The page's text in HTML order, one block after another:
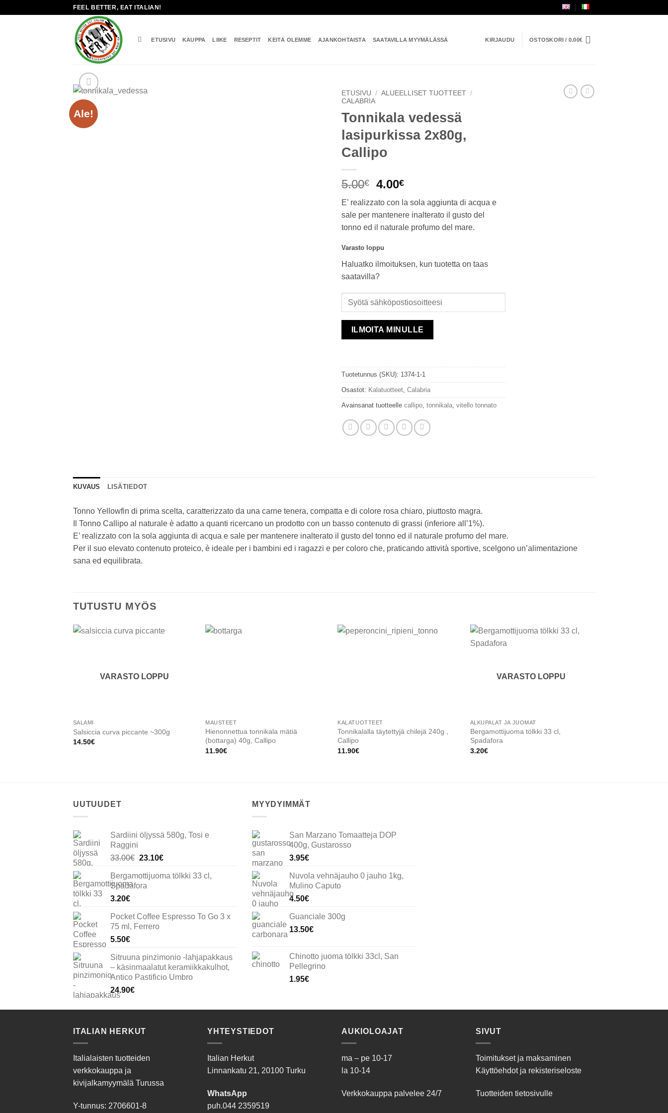
FEEL BETTER, EAT ITALIAN!
ETUSIVU KAUPPA LIIKE RESEPTIT KEITÄ OLEMME AJANKOHTAISTA SAATAVILLA MYYMÄLÄSSÄ KIRJAUDU OSTOSKORI / 0.00€
Ale!
ETUSIVU / ALUEELLISET TUOTTEET /
CALABRIA
Tonnikala vedessä
lasipurkissa 2x80g,
Callipo
5.00€
Alkuperäinen
oli:
5.00€.
4.00€Nykyinen
on:
4.00€.
E’ realizzato con la sola aggiunta di acqua e
sale per mantenere inalterato il gusto del
tonno ed il naturale profumo del mare.
Varasto loppu
Haluatko ilmoituksen, kun tuotetta on taas
saatavilla?
ILMOITA MINULLE
Tuotetunnus (SKU): 1374-1-1
Osastot: Kalatuotteet, Calabria
Avainsanat tuotteelle callipo, tonnikala, vitello tonnato
KUVAUS LISÄTIEDOT
Tonno Yellowfin di prima scelta, caratterizzato da una carne tenera, compatta e di colore rosa chiaro, piuttosto magra.
Il Tonno Callipo al naturale è adatto a quanti ricercano un prodotto con un basso contenuto di grassi (inferiore all’1%).
E’ realizzato con la sola aggiunta di acqua e sale per mantenere inalterato il gusto del tonno ed il naturale profumo del mare.
Per il suo elevato contenuto proteico, è ideale per i bambini ed i ragazzi e per coloro che, praticando attività sportive, scelgono un’alimentazione
sana ed equilibrata.
TUTUSTU MYÖS
VARASTO LOPPU
SALAMI
Salsiccia curva piccante ~300g
14.50€
MAUSTEET
Hienonnettua tonnikala mätiä
(bottarga) 40g, Callipo
11.90€
KALATUOTTEET
Tonnikalalla täytettyjä chilejä 240g ,
Callipo
11.90€
VARASTO LOPPU
ALKUPALAT JA JUOMAT
Bergamottijuoma tölkki 33 cl,
Spadafora
3.20€
UUTUUDET
Sardiini öljyssä 580g, Tosi e
Raggini
33.00€ Alkuperäinen
oli:
33.00€.
23.10€Nykyinen
on:
Bergamottijuoma tölkki 33 cl,
Spadafora
3.20€
Pocket Coffee Espresso To Go 3 x
75 ml, Ferrero
5.50€
Sitruuna pinzimonio -lahjapakkaus
– käsinmaalatut keramiikkakulhot,
Antico Pastificio Umbro
24.90€
MYYDYIMMÄT
San Marzano Tomaatteja DOP
400g, Gustarosso
3.95€
Nuvola vehnäjauho 0 jauho 1kg,
Mulino Caputo
4.50€
Guanciale 300g
13.50€
Chinotto juoma tölkki 33cl, San
Pellegrino
1.95€
ITALIAN HERKUT
Italialaisten tuotteiden
verkkokauppa ja
kivijalkamyymälä Turussa
Y-tunnus: 2706601-8
YHTEYSTIEDOT
Italian Herkut
Linnankatu 21, 20100 Turku
WhatsApp
puh.044 2359519
AUKIOLOAJAT
ma – pe 10-17
la 10-14
Verkkokauppa palvelee 24/7
SIVUT
Toimitukset ja maksaminen
Käyttöehdot ja rekisteriseloste
Tuotteiden tietosivulle